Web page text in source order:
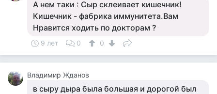
А нем таки : Сыр склеивает кишечник!
Кишечник - фабрика иммунитета.Вам
Нравится ходить по докторам ?
9 лет 0 0
Владимир Жданов
в сыру дыра была большая и дорогой был